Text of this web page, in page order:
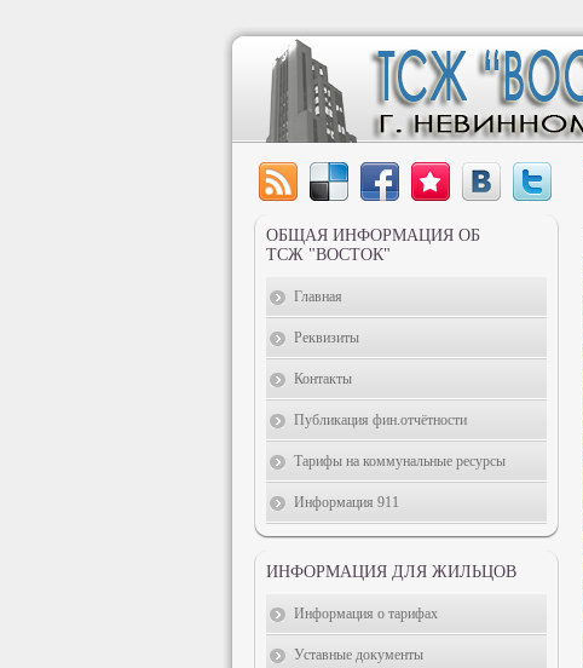
ОБЩАЯ ИНФОРМАЦИЯ ОБ
ТСЖ "ВОСТОК"
Главная
Реквизиты
Контакты
Публикация фин.отчётности
Тарифы на коммунальные ресурсы
Информация 911
ИНФОРМАЦИЯ ДЛЯ ЖИЛЬЦОВ
Информация о тарифах
Уставные документы